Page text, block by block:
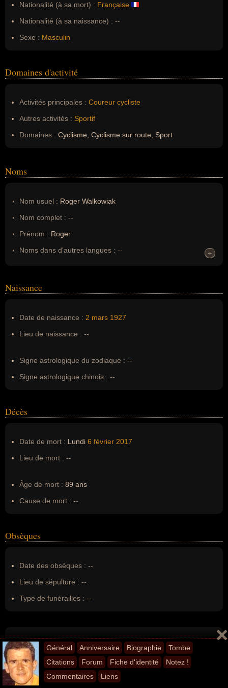
Général Anniversaire Biographie
Tombe
Citations
Forum Fiche d'identité
Notez !
Commentaires
Liens
Nationalité (à sa mort) : Française
Nationalité (à sa naissance) : --
Sexe : Masculin
Domaines d'activité
Activités principales : Coureur cycliste
Autres activités : Sportif
Domaines : Cyclisme, Cyclisme sur route, Sport
Noms
Nom usuel : Roger Walkowiak
Nom complet : --
Prénom : Roger
Noms dans d'autres langues : --
Nom de famille :Walkowiak
+
+
Naissance
Date de naissance : 2 mars 1927
Lieu de naissance : --
Signe astrologique du zodiaque : --
Signe astrologique chinois : --
Décès
Date de mort : Lundi 6 février 2017
Lieu de mort : --
Âge de mort : 89 ans
Cause de mort : --
Obsèques
Date des obsèques : --
Lieu de sépulture : --
Type de funérailles : --
Que recherchez-vous sur Roger
Walkowiak ?
Si vous ne trouvez ce que vous recherchez sur Roger